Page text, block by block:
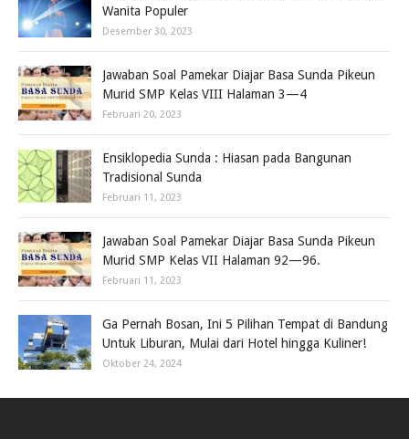
Wanita Populer
Desember 30, 2023
Jawaban Soal Pamekar Diajar Basa Sunda Pikeun
Murid SMP Kelas VIII Halaman 3—4
Februari 20, 2023
Ensiklopedia Sunda : Hiasan pada Bangunan
Tradisional Sunda
Februari 11, 2023
Jawaban Soal Pamekar Diajar Basa Sunda Pikeun
Murid SMP Kelas VII Halaman 92—96.
Februari 11, 2023
Ga Pernah Bosan, Ini 5 Pilihan Tempat di Bandung
Untuk Liburan, Mulai dari Hotel hingga Kuliner!
Oktober 24, 2024